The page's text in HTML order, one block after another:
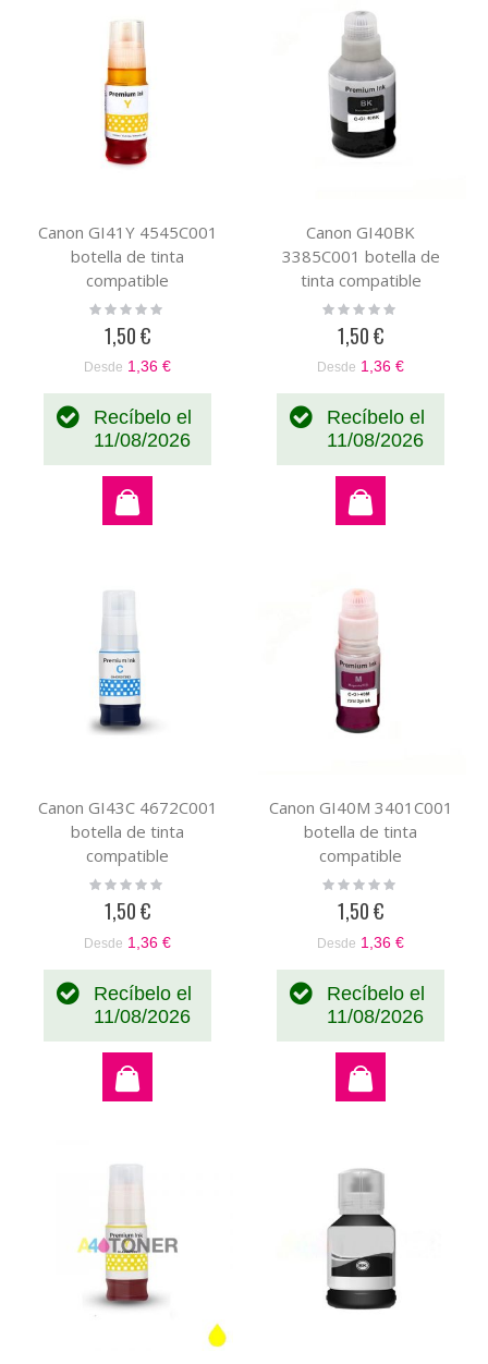
Canon GI41Y 4545C001
botella de tinta
compatible
Rating:
1,50 €
Desde 1,36 €
Recíbelo el
11/08/2026
Canon GI40BK
3385C001 botella de
tinta compatible
Rating:
1,50 €
Desde 1,36 €
Recíbelo el
11/08/2026
Canon GI43C 4672C001
botella de tinta
compatible
Rating:
1,50 €
Desde 1,36 €
Recíbelo el
11/08/2026
Canon GI40M 3401C001
botella de tinta
compatible
Rating:
1,50 €
Desde 1,36 €
Recíbelo el
11/08/2026